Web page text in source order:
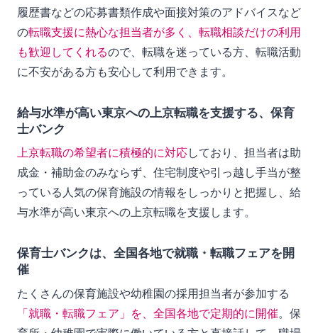
履歴書などの応募書類作成や面接対策のアドバイスなど
の転職支援に熱心な担当者が多く、転職相談だけの利用
も歓迎してくれるので、転職を迷っている方、転職活動
に不安がある方も安心して利用できます。
給与水準が高い東京への上京転職を支援する、保育
士バンク
上京転職の希望者に積極的に対応しており、担当者は助
成金・補助金のみならず、住宅制度や引っ越し手当が整
っている人気の保育施設の情報をしっかりと把握し、給
与水準が高い東京への上京転職を支援します。
保育士バンクは、全国各地で就職・転職フェアを開
催
たくさんの保育施設や幼稚園の採用担当者が参加する
「就職・転職フェア」を、全国各地で定期的に開催。保